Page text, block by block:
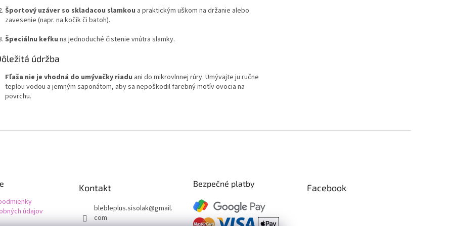
Športový uzáver so skladacou slamkou a praktickým uškom na držanie alebo
zavesenie (napr. na kočík či batoh).
Špeciálnu kefku na jednoduché čistenie vnútra slamky.
údržba
Fľaša nie je vhodná do umývačky riadu ani do mikrovlnnej rúry. Umývajte ju ručne
teplou vodou a jemným saponátom, aby sa nepoškodil farebný motív ovocia na
povrchu.
údajov
Kontakt
blebleplus.sisolak@gmail.
com
Bezpečné platby Facebook